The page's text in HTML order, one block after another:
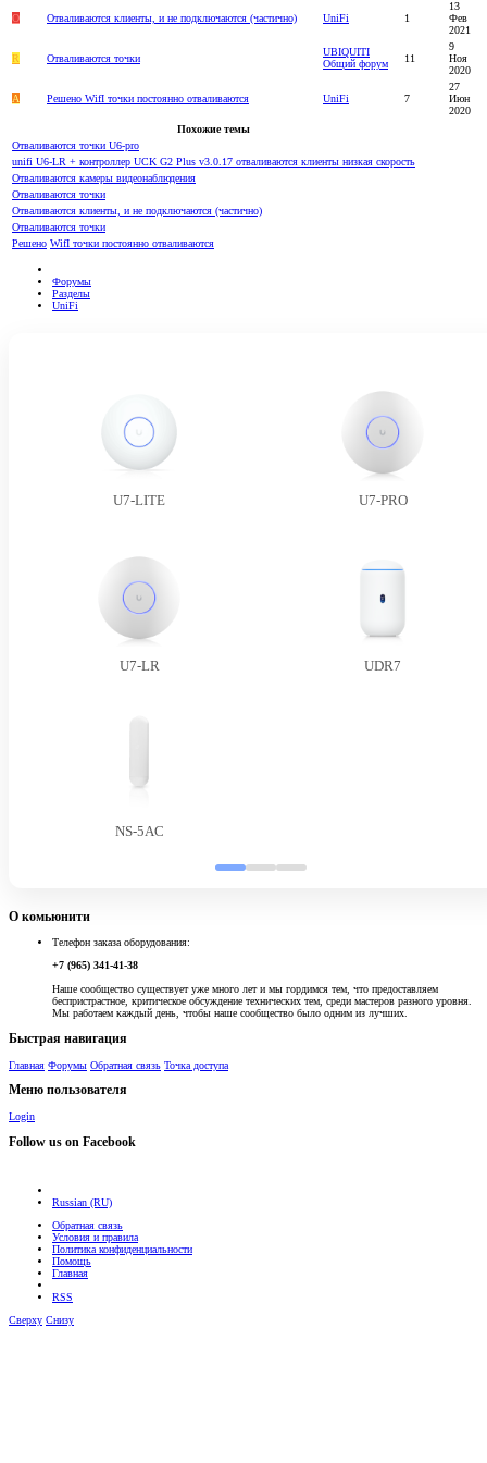
О Отваливаются клиенты, и не подключаются (частично) UniFi 1
13
Фев
2021
R Отваливаются точки
UBIQUITI
Общий форум
11
9
Ноя
2020
A Решено WifI точки постоянно отваливаются UniFi 7
27
Июн
2020
Похожие темы
Отваливаются точки U6-pro
unifi U6-LR + контроллер UCK G2 Plus v3.0.17 отваливаются клиенты низкая скорость
Отваливаются камеры видеонаблюдения
Отваливаются точки
Отваливаются клиенты, и не подключаются (частично)
Отваливаются точки
Решено WifI точки постоянно отваливаются
Форумы
Разделы
UniFi
U7-LITE U7-PRO
U7-LR UDR7
NS-5AC
О комьюнити
Телефон заказа оборудования:
+7 (965) 341-41-38
Наше сообщество существует уже много лет и мы гордимся тем, что предоставляем
беспристрастное, критическое обсуждение технических тем, среди мастеров разного уровня.
Мы работаем каждый день, чтобы наше сообщество было одним из лучших.
Быстрая навигация
Главная Форумы Обратная связь Точка доступа
Меню пользователя
Login
Follow us on Facebook
Russian (RU)
Обратная связь
Условия и правила
Политика конфиденциальности
Помощь
Главная
RSS
Сверху Снизу